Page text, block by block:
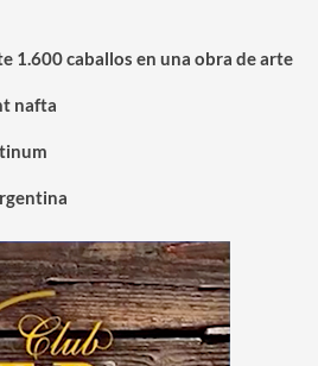
1.600 caballos en una obra de arte
nafta